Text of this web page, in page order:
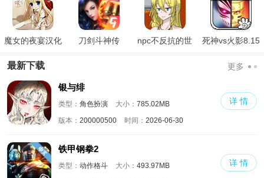
魔女的夜宴汉化
刀剑斗神传
npc不反抗的世
死神vs火影8.15
最新下载 更多
银与绯
类型： 角色扮演 大小： 785.02MB
版本： 200000500 时间： 2026-06-30
详 情
铁甲钢拳2
类型： 动作格斗 大小： 493.97MB
详 情